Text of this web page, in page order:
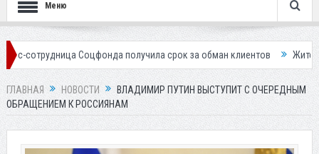
Меню
Соцфонда получила срок за обман клиентов Жителей
ГЛАВНАЯ НОВОСТИ
ВЛАДИМИР ПУТИН ВЫСТУПИТ С ОЧЕРЕДНЫМ
ОБРАЩЕНИЕМ К РОССИЯНАМ